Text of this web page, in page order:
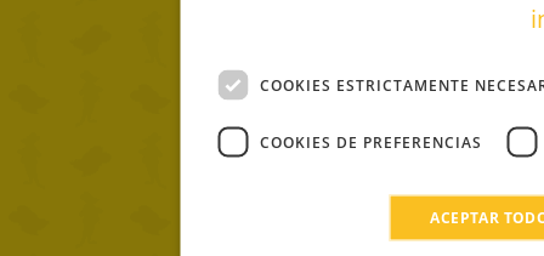
COOKIES ESTRICTAMENTE
COOKIES DE PREFERENCIAS
ACEPTAR